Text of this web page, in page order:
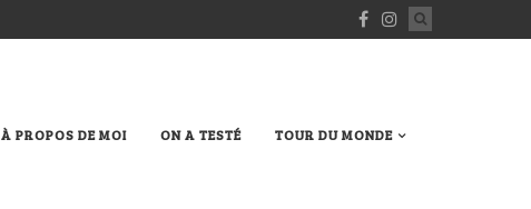
À PROPOS DE MOI ON A TESTÉ TOUR DU MONDE